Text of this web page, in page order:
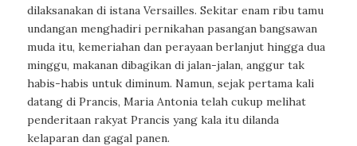
dilaksanakan di istana Versailles. Sekitar enam ribu tamu
undangan menghadiri pernikahan pasangan bangsawan
muda itu, kemeriahan dan perayaan berlanjut hingga dua
minggu, makanan dibagikan di jalan-jalan, anggur tak
habis-habis untuk diminum. Namun, sejak pertama kali
datang di Prancis, Maria Antonia telah cukup melihat
penderitaan rakyat Prancis yang kala itu dilanda
kelaparan dan gagal panen.